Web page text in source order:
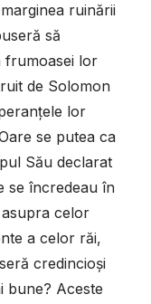
ruinării
să
frumoasei lor
de Solomon
lor
se putea ca
Său declarat
se încredeau în
celor
a celor răi,
credincioși
bune? Aceste